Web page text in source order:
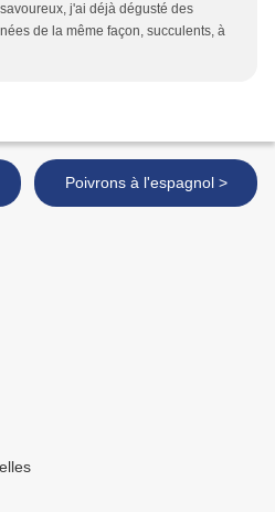
j'ai déjà dégusté des
de la même façon, succulents, à
Poivrons à l'espagnol >